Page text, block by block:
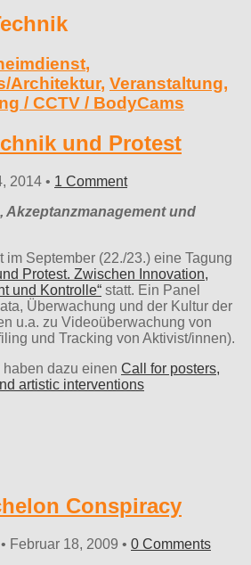
,
Architektur, Veranstaltung,
/ CCTV / BodyCams
und Protest
2014 • 1 Comment
Akzeptanzmanagement und
September (22./23.) eine Tagung
Protest. Zwischen Innovation,
und Kontrolle“ statt. Ein Panel
Überwachung und der Kultur der
u.a. zu Videoüberwachung von
und Tracking von Aktivist/innen).
dazu einen Call for posters,
artistic interventions
Conspiracy
• Februar 18, 2009 • 0 Comments